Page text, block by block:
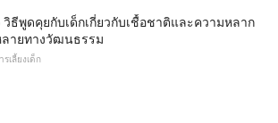
วิธีพูดคุยกับเด็กเกี่ยวกับเชื้อชาติและความหลาก
ายทางวัฒนธรรม
รเลี้ยงเด็ก